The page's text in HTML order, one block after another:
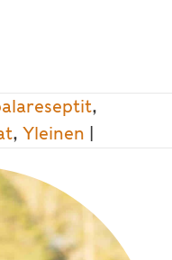
,
, Yleinen